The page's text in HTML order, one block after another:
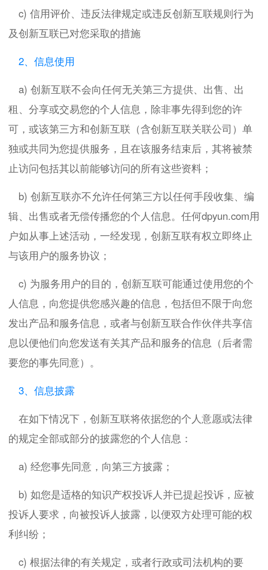
c) 信用评价、违反法律规定或违反创新互联规则行为
及创新互联已对您采取的措施
2、信息使用
a) 创新互联不会向任何无关第三方提供、出售、出
租、分享或交易您的个人信息，除非事先得到您的许
可，或该第三方和创新互联（含创新互联关联公司）单
独或共同为您提供服务，且在该服务结束后，其将被禁
止访问包括其以前能够访问的所有这些资料；
b) 创新互联亦不允许任何第三方以任何手段收集、编
辑、出售或者无偿传播您的个人信息。任何dpyun.com用
户如从事上述活动，一经发现，创新互联有权立即终止
与该用户的服务协议；
c) 为服务用户的目的，创新互联可能通过使用您的个
人信息，向您提供您感兴趣的信息，包括但不限于向您
发出产品和服务信息，或者与创新互联合作伙伴共享信
息以便他们向您发送有关其产品和服务的信息（后者需
要您的事先同意）。
3、信息披露
在如下情况下，创新互联将依据您的个人意愿或法律
的规定全部或部分的披露您的个人信息：
a) 经您事先同意，向第三方披露；
b) 如您是适格的知识产权投诉人并已提起投诉，应被
投诉人要求，向被投诉人披露，以便双方处理可能的权
利纠纷；
c) 根据法律的有关规定，或者行政或司法机构的要